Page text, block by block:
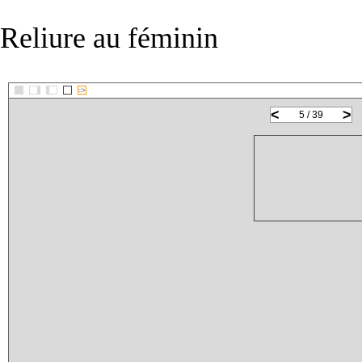
Reliure au féminin
::>
< >
5 / 39